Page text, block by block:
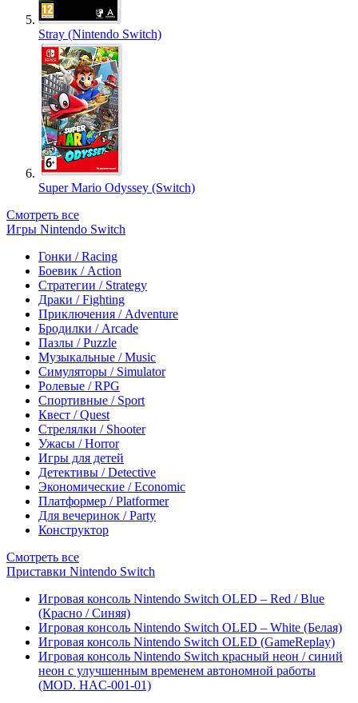
Stray (Nintendo Switch)
Super Mario Odyssey (Switch)
Смотреть все
Игры Nintendo Switch
Гонки / Racing
Боевик / Action
Стратегии / Strategy
Драки / Fighting
Приключения / Adventure
Бродилки / Arcade
Пазлы / Puzzle
Музыкальные / Music
Симуляторы / Simulator
Ролевые / RPG
Спортивные / Sport
Квест / Quest
Стрелялки / Shooter
Ужасы / Horror
Игры для детей
Детективы / Detective
Экономические / Economic
Платформер / Platformer
Для вечеринок / Party
Конструктор
Смотреть все
Приставки Nintendo Switch
Игровая консоль Nintendo Switch OLED – Red / Blue
(Красно / Синяя)
Игровая консоль Nintendo Switch OLED – White (Белая)
Игровая консоль Nintendo Switch OLED (GameReplay)
Игровая консоль Nintendo Switch красный неон / синий
неон с улучшенным временем автономной работы
(MOD. HAC-001-01)